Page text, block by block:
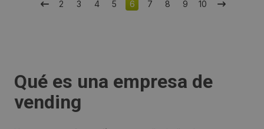
2 3 4 5 6 7 8 9 10
Qué es una empresa de
vending